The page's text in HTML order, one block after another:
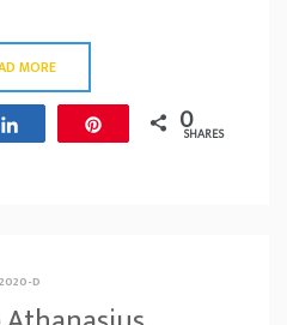
MORE
0
SHARES
2020-D